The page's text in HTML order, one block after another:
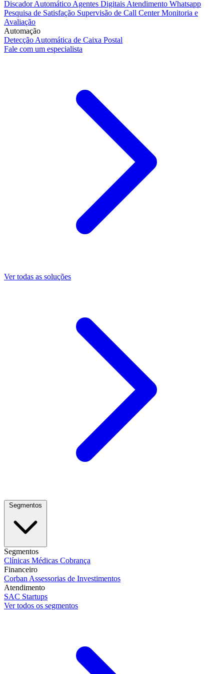
Discador Automático Agentes Digitais Atendimento Whatsapp
Pesquisa de Satisfação Supervisão de Call CenterMonitoria e
Avaliação
Automação
Detecção Automática de Caixa Postal
Fale com um especialista
Ver todas as soluções
Segmentos
Segmentos
Clínicas Médicas Cobrança
Financeiro
Corban Assessorias de Investimentos
Atendimento
SAC Startups
Ver todos os segmentos